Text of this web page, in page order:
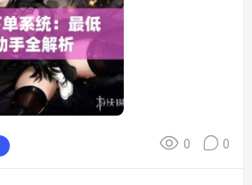
0 0